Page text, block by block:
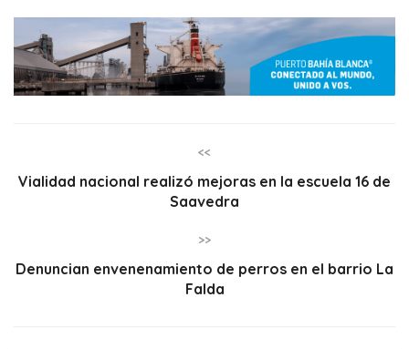
<<
Vialidad nacional realizó mejoras en la escuela 16 de
Saavedra
>>
Denuncian envenenamiento de perros en el barrio La
Falda